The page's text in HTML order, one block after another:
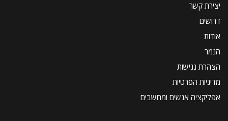
יצירת קשר
דרושים
אודות
הנמר
הצהרת נגישות
מדיניות הפרטיות
אפליקציה אנשים ומחשבים